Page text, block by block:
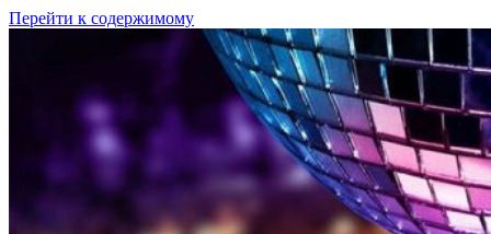
Перейти к содержимому